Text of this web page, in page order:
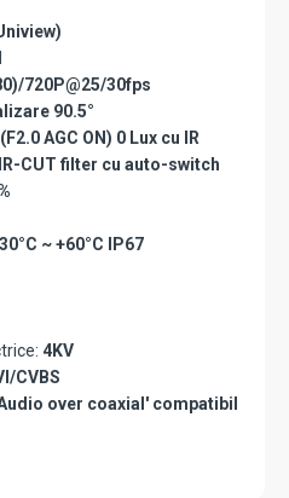
720P@25/30fps
90.5°
AGC ON) 0 Lux cu IR
CUT filter cu auto-switch
~ +60°C IP67
4KV
CVBS
over coaxial' compatibil